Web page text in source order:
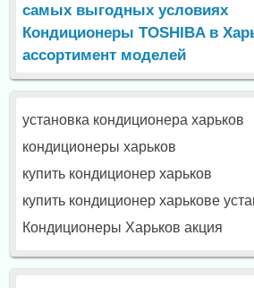
самых выгодных условиях
Кондиционеры TOSHIBA в
ассортимент моделей
установка кондиционера харьков
кондиционеры харьков
купить кондиционер харьков
купить кондиционер харькове
Кондиционеры Харьков акция